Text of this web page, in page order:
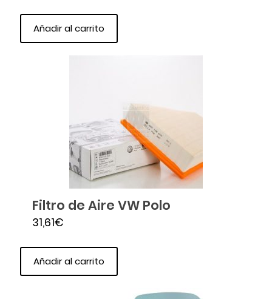
Añadir al carrito
Filtro de Aire VW Polo
31,61€
Añadir al carrito